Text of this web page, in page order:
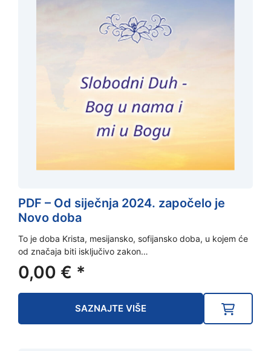
PDF – Od siječnja 2024. započelo je
Novo doba
To je doba Krista, mesijansko, sofijansko doba, u kojem će
od značaja biti isključivo zakon…
0,00 € *
SAZNAJTE VIŠE